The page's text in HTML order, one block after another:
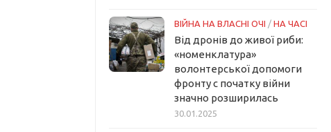
ВІЙНА НА ВЛАСНІ ОЧІ / НА ЧАСІ
Від дронів до живої риби:
«номенклатура»
волонтерської допомоги
фронту с початку війни
значно розширилась
30.01.2025